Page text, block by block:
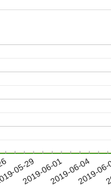
05-29
2019-06-012019-06-04
2019-